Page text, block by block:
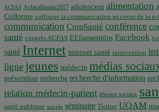
ACFAS Acfasalimado2017 adolescent alimentation
Colloque colloque la communication au coeur de la e-
communication ComSanté conférence
santé congrès ACFAS EEfaussesinfos Facebook
santé Internet internet santé intervention
ligne jeunes médecin médias
prévention recherche recherche d'information
relation médecin-patient réseaux sociaux
santé publique suicide séminaire Twitter UQAM